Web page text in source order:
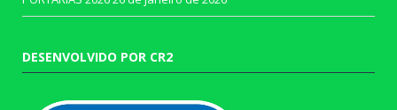
DESENVOLVIDO POR CR2